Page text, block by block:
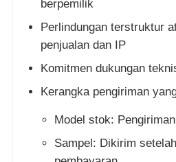
berpemilik
Perlindungan terstruktur
penjualan dan IP
Komitmen dukungan
Kerangka pengiriman
Model stok:
Sampel: Dikirim